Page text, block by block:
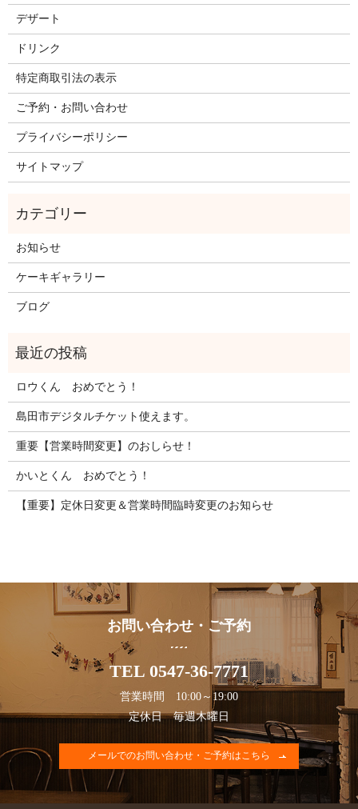
デザート
ドリンク
特定商取引法の表示
ご予約・お問い合わせ
プライバシーポリシー
サイトマップ
お知らせ
ケーキギャラリー
ブログ
ロウくん おめでとう！
島田市デジタルチケット使えます。
重要【営業時間変更】のおしらせ！
かいとくん おめでとう！
【重要】定休日変更＆営業時間臨時変更のお知らせ
お問い合わせ・ご予約
TEL 0547-36-7771
営業時間 10:00～19:00
定休日 毎週木曜日
メールでのお問い合わせ・ご予約はこちら